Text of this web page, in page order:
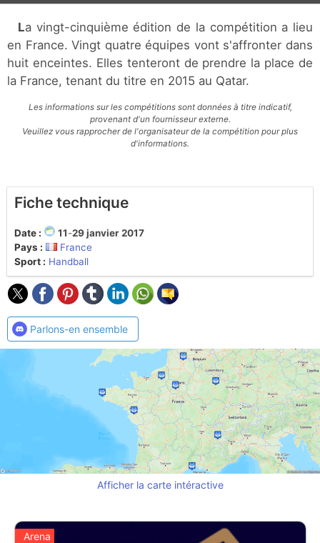
La vingt-cinquième édition de la compétition a lieu
en France. Vingt quatre équipes vont s'affronter dans
huit enceintes. Elles tenteront de prendre la place de
la France, tenant du titre en 2015 au Qatar.
Les informations sur les compétitions sont données à titre indicatif,
provenant d'un fournisseur externe.
Veuillez vous rapprocher de l'organisateur de la compétition pour plus
d'informations.
Fiche technique
Date : 11-29 janvier 2017
Pays :
France
Sport : Handball
Parlons-en ensemble
Afficher la carte intéractive
Arena